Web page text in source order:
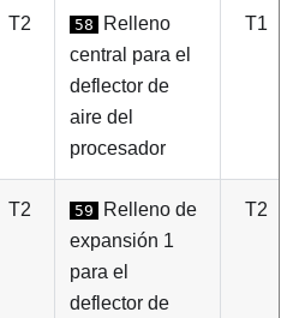
T2 58
Relleno
central para el
deflector de
aire del
procesador
T1
T2 59
Relleno de
expansión 1
para el
deflector de
T2